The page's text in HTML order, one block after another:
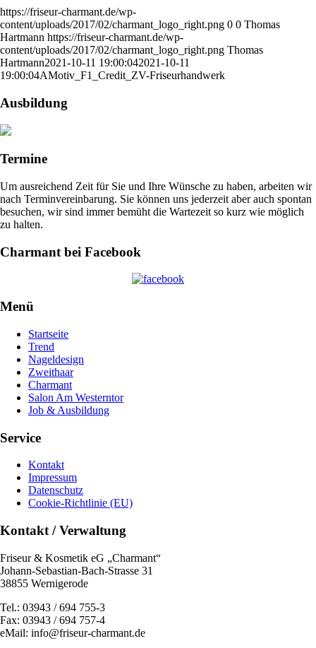
https://friseur-charmant.de/wp-
content/uploads/2017/02/charmant_logo_right.png 0 0 Thomas
Hartmann https://friseur-charmant.de/wp-
content/uploads/2017/02/charmant_logo_right.png Thomas
Hartmann2021-10-11 19:00:042021-10-11
19:00:04AMotiv_F1_Credit_ZV-Friseurhandwerk
Ausbildung
Termine
Um ausreichend Zeit für Sie und Ihre Wünsche zu haben, arbeiten wir
nach Terminvereinbarung. Sie können uns jederzeit aber auch spontan
besuchen, wir sind immer bemüht die Wartezeit so kurz wie möglich
zu halten.
Charmant bei Facebook
Menü
Startseite
Trend
Nageldesign
Zweithaar
Charmant
Salon Am Westerntor
Job & Ausbildung
Service
Kontakt
Impressum
Datenschutz
Cookie-Richtlinie (EU)
Kontakt / Verwaltung
Friseur & Kosmetik eG „Charmant“
Johann-Sebastian-Bach-Strasse 31
38855 Wernigerode
Tel.: 03943 / 694 755-3
Fax: 03943 / 694 757-4
eMail: info@friseur-charmant.de